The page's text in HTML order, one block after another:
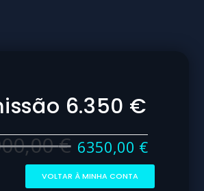
6.350 €
€ 6350,00 €
VOLTAR À MINHA CONTA